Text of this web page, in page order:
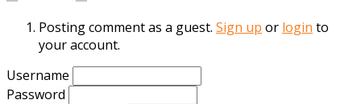
Posting comment as a guest. Sign up or login to
your account.
Username
Password